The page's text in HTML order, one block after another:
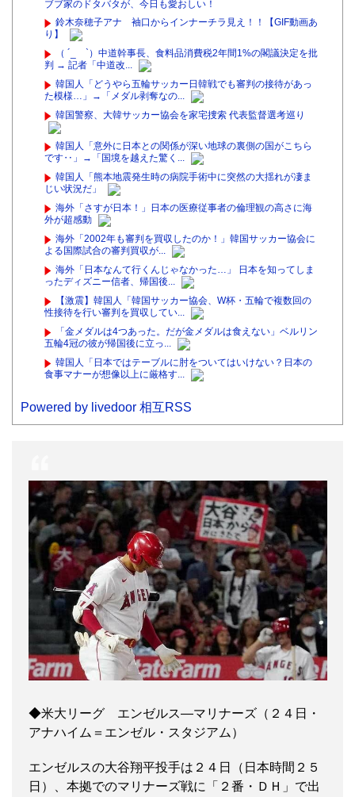
ブブ家のドタバタが、今日も愛おしい！
鈴木奈穂子アナ 袖口からインナーチラ見え！！【GIF動画あ
り】
（ ´_ゝ`）中道幹事長、食料品消費税2年間1%の閣議決定を批
判 → 記者「中道改...
韓国人「どうやら五輪サッカー日韓戦でも審判の接待があっ
た模様…」→「メダル剥奪なの...
韓国警察、大韓サッカー協会を家宅捜索 代表監督選考巡り
韓国人「意外に日本との関係が深い地球の裏側の国がこちら
です‥」→「国境を越えた驚く...
韓国人「熊本地震発生時の病院手術中に突然の大揺れが凄ま
じい状況だ」
海外「さすが日本！」日本の医療従事者の倫理観の高さに海
外が超感動
海外「2002年も審判を買収したのか！」韓国サッカー協会に
よる国際試合の審判買収が...
海外「日本なんて行くんじゃなかった…」 日本を知ってしま
ったディズニー信者、帰国後...
【激震】韓国人「韓国サッカー協会、W杯・五輪で複数回の
性接待を行い審判を買収してい...
「金メダルは4つあった。だが金メダルは食えない」ベルリン
五輪4冠の彼が帰国後に立っ...
韓国人「日本ではテーブルに肘をついてはいけない？日本の
食事マナーが想像以上に厳格す...
Powered by livedoor 相互RSS
◆米大リーグ エンゼルス―マリナーズ（２４日・
アナハイム＝エンゼル・スタジアム）
エンゼルスの大谷翔平投手は２４日（日本時間２５
日）、本拠でのマリナーズ戦に「２番・ＤＨ」で出